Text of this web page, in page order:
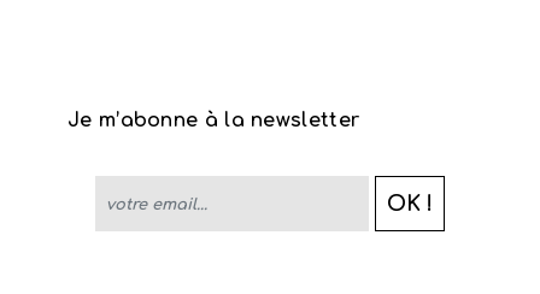
Je m’abonne à la newsletter
votre email... OK !